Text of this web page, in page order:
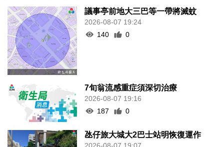
議事亭前地大三巴等一帶將滅蚊
2026-08-07 19:24
140
0
7旬翁流感重症須深切治療
2026-08-07 19:16
187
0
氹仔旅大城大2巴士站明恢復運作